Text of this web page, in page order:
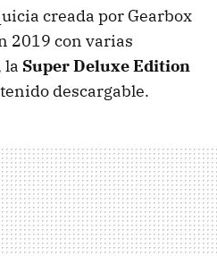
creada por Gearbox
2019 con varias
la Super Deluxe Edition
descargable.